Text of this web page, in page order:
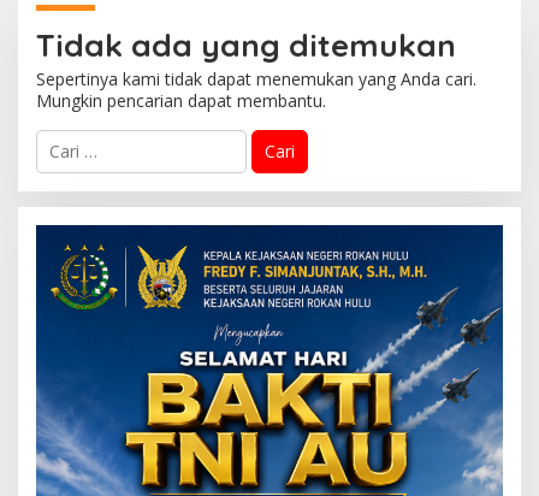
Tidak ada yang ditemukan
Sepertinya kami tidak dapat menemukan yang Anda cari.
Mungkin pencarian dapat membantu.
Cari
untuk: